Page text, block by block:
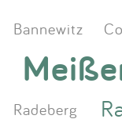
Bannewitz
Radeberg